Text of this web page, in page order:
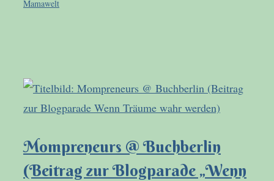
Mamawelt
Mompreneurs @ Buchberlin
(Beitrag zur Blogparade „Wenn